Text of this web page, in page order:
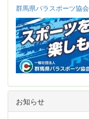
群馬県パラスポーツ協会
お知らせ